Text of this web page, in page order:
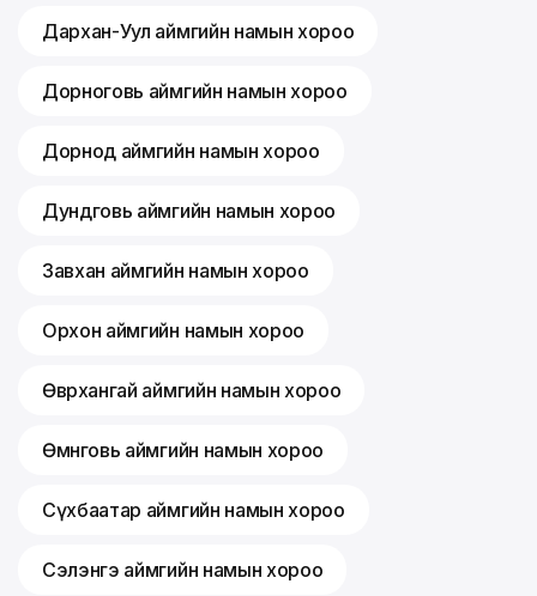
Дархан-Уул аймгийн намын хороо
Дорноговь аймгийн намын хороо
Дорнод аймгийн намын хороо
Дундговь аймгийн намын хороо
Завхан аймгийн намын хороо
Орхон аймгийн намын хороо
Өвөрхангай аймгийн намын хороо
Өмнөговь аймгийн намын хороо
Сүхбаатар аймгийн намын хороо
Сэлэнгэ аймгийн намын хороо